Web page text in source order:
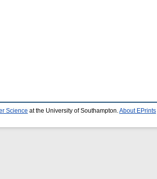
Science at the University of Southampton. About EPrints